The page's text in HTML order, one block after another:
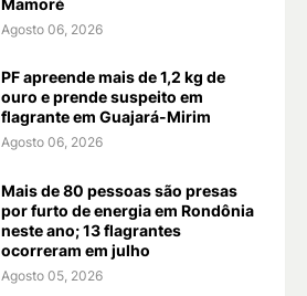
Agosto 06, 2026
PF apreende mais de 1,2 kg de
ouro e prende suspeito em
flagrante em Guajará-Mirim
Agosto 06, 2026
Mais de 80 pessoas são presas
por furto de energia em Rondônia
neste ano; 13 flagrantes
ocorreram em julho
Agosto 05, 2026